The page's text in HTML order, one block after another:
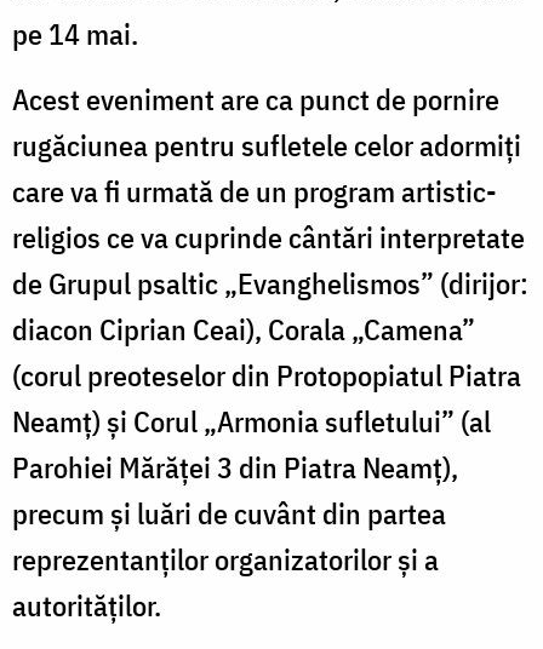
pe 14 mai.
Acest eveniment are ca punct de pornire
rugăciunea pentru sufletele celor adormiți
care va fi urmată de un program artistic-
religios ce va cuprinde cântări interpretate
de Grupul psaltic „Evanghelismos” (dirijor:
diacon Ciprian Ceai), Corala „Camena”
(corul preoteselor din Protopopiatul Piatra
Neamț) și Corul „Armonia sufletului” (al
Parohiei Mărăței 3 din Piatra Neamț),
precum și luări de cuvânt din partea
reprezentanților organizatorilor și a
autorităților.